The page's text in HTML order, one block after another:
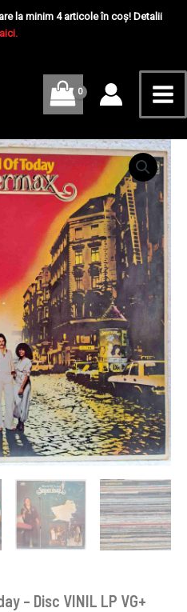
la minim 4 articole în coș! Detalii
aici.
– Disc VINIL LP VG+